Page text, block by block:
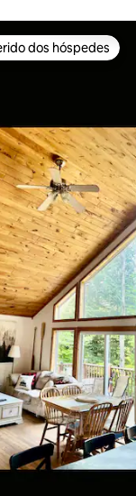
de 5, 105
melhores preferidos
dos hóspedes